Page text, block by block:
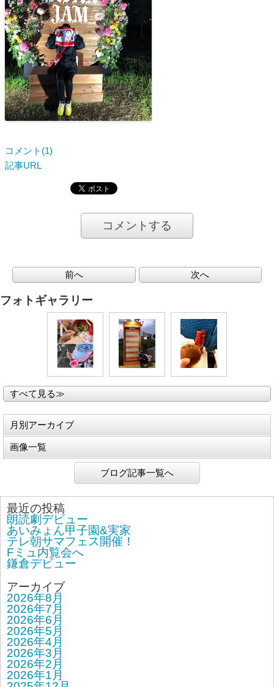
コメント(1)
記事URL
コメントする
前へ 次へ
フォトギャラリー
すべて見る≫
月別アーカイブ
画像一覧
ブログ記事一覧へ
最近の投稿
朗読劇デビュー
あいみょん甲子園&実家
テレ朝サマフェス開催！
Fミュ内覧会へ
鎌倉デビュー
アーカイブ
2026年8月
2026年7月
2026年6月
2026年5月
2026年4月
2026年3月
2026年2月
2026年1月